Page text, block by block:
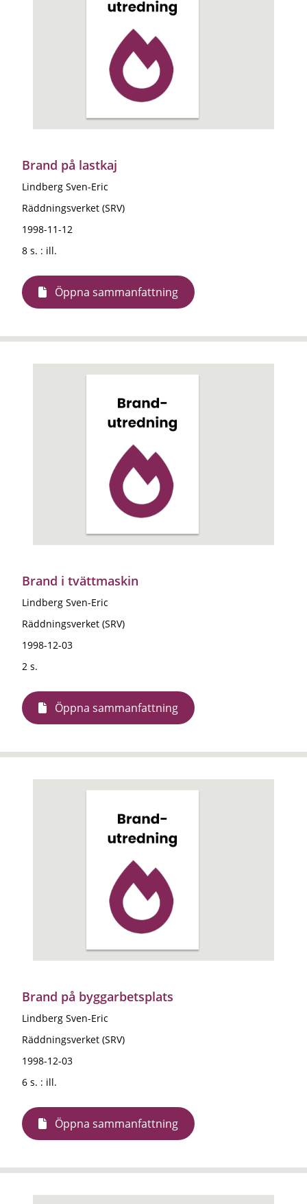
Brand på lastkaj
Lindberg Sven-Eric
Räddningsverket (SRV)
1998-11-12
8 s. : ill.
Öppna sammanfattning
Brand i tvättmaskin
Lindberg Sven-Eric
Räddningsverket (SRV)
1998-12-03
2 s.
Öppna sammanfattning
Brand på byggarbetsplats
Lindberg Sven-Eric
Räddningsverket (SRV)
1998-12-03
6 s. : ill.
Öppna sammanfattning